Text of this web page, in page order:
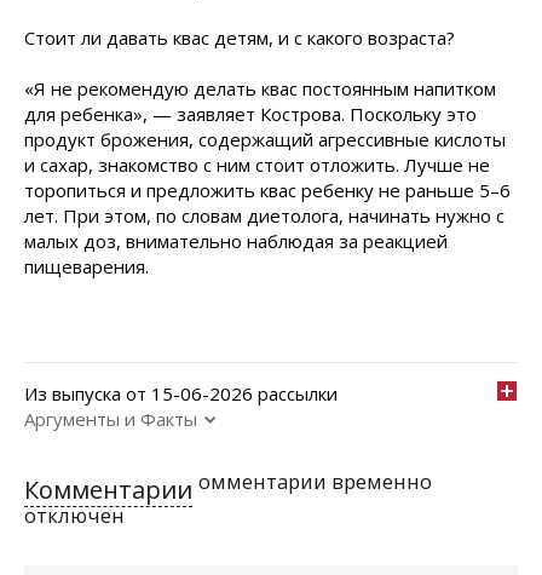
Стоит ли давать квас детям, и с какого возраста?
«Я не рекомендую делать квас постоянным напитком
для ребенка», — заявляет Кострова. Поскольку это
продукт брожения, содержащий агрессивные кислоты
и сахар, знакомство с ним стоит отложить. Лучше не
торопиться и предложить квас ребенку не раньше 5–6
лет. При этом, по словам диетолога, начинать нужно с
малых доз, внимательно наблюдая за реакцией
пищеварения.
Из выпуска от 15-06-2026 рассылки
Аргументы и Факты
Комментарии омментарии временно
отключен